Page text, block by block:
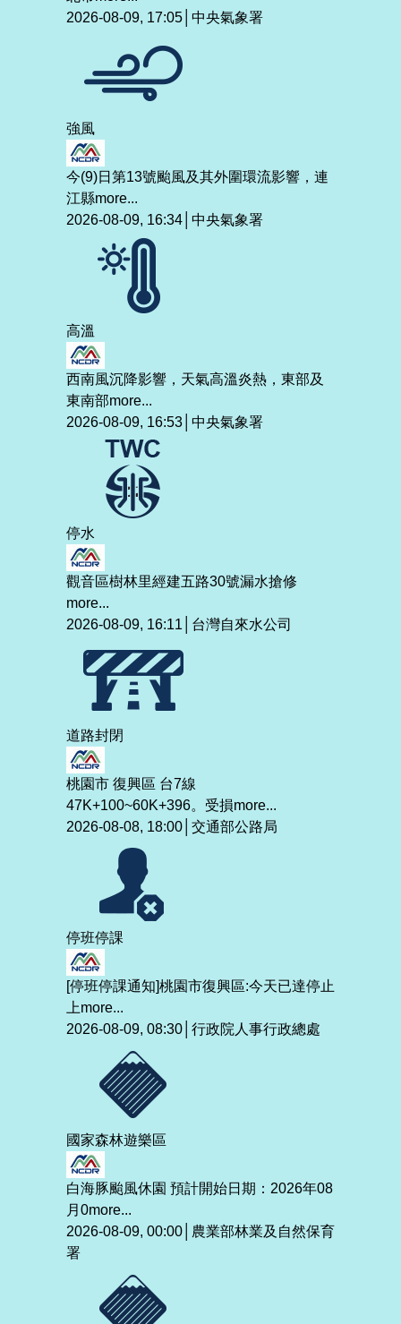
2026-08-09, 17:05│中央氣象署
強風
今(9)日第13號颱風及其外圍環流影響，連
江縣more...
2026-08-09, 16:34│中央氣象署
高溫
西南風沉降影響，天氣高溫炎熱，東部及
東南部more...
2026-08-09, 16:53│中央氣象署
停水
觀音區樹林里經建五路30號漏水搶修
more...
2026-08-09, 16:11│台灣自來水公司
道路封閉
桃園市 復興區 台7線
47K+100~60K+396。受損more...
2026-08-08, 18:00│交通部公路局
停班停課
[停班停課通知]桃園市復興區:今天已達停止
上more...
2026-08-09, 08:30│行政院人事行政總處
國家森林遊樂區
白海豚颱風休園 預計開始日期：2026年08
月0more...
2026-08-09, 00:00│農業部林業及自然保育
署